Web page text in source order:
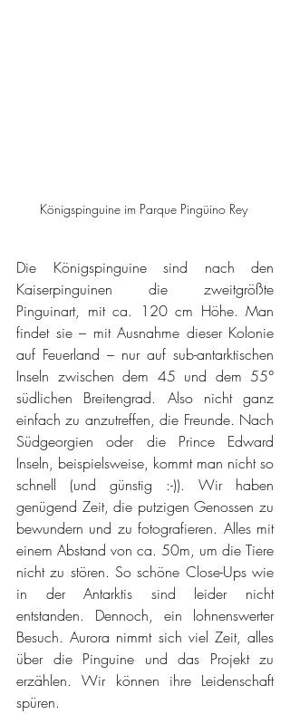
Königspinguine im Parque Pingüino Rey
Die Königspinguine sind nach den
Kaiserpinguinen die zweitgrößte
Pinguinart, mit ca. 120 cm Höhe. Man
findet sie – mit Ausnahme dieser Kolonie
auf Feuerland – nur auf sub-antarktischen
Inseln zwischen dem 45 und dem 55°
südlichen Breitengrad. Also nicht ganz
einfach zu anzutreffen, die Freunde. Nach
Südgeorgien oder die Prince Edward
Inseln, beispielsweise, kommt man nicht so
schnell (und günstig :-)). Wir haben
genügend Zeit, die putzigen Genossen zu
bewundern und zu fotografieren. Alles mit
einem Abstand von ca. 50m, um die Tiere
nicht zu stören. So schöne Close-Ups wie
in der Antarktis sind leider nicht
entstanden. Dennoch, ein lohnenswerter
Besuch. Aurora nimmt sich viel Zeit, alles
über die Pinguine und das Projekt zu
erzählen. Wir können ihre Leidenschaft
spüren.